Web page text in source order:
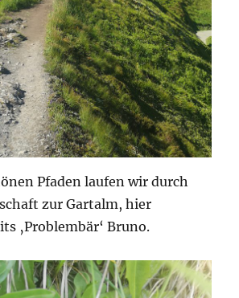
Pfaden laufen wir durch
zur Gartalm, hier
‚Problembär‘ Bruno.